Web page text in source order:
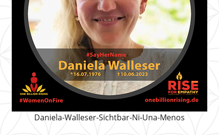
Daniela-Walleser-Sichtbar-Ni-Una-Menos